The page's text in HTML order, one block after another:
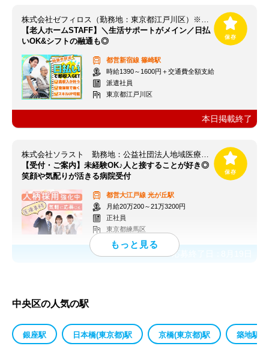
株式会社ゼフィロス（勤務地：東京都江戸川区）※案件ID：東00135
【老人ホームSTAFF】＼生活サポートがメイン／日払
いOK&シフトの融通も◎
都営新宿線 篠崎駅
時給1390～1600円＋交通費全額支給
派遣社員
東京都江戸川区
本日掲載終了
株式会社ソラスト 勤務地：公益社団法人地域医療振興協会 練馬光が丘病院/1312070951-005
【受付・ご案内】未経験OK♪人と接することが好き◎
笑顔や気配りが活きる病院受付
都営大江戸線 光が丘駅
月給20万200～21万3200円
正社員
東京都練馬区
応募終了日：
中央区の人気の駅
銀座駅 日本橋(東京都)駅 京橋(東京都)駅 築地駅